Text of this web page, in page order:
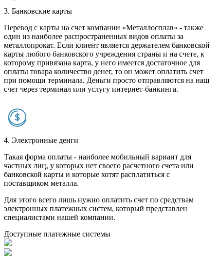
3. Банковские карты
Перевод с карты на счет компании «Металлосплав» - также
один из наиболее распространенных видов оплаты за
металлопрокат. Если клиент является держателем банковской
карты любого банковского учреждения страны и на счете, к
которому привязана карта, у него имеется достаточное для
оплаты товара количество денег, то он может оплатить счет
при помощи терминала. Деньги просто отправляются на наш
счет через терминал или услугу интернет-банкинга.
4. Электронные денги
Такая форма оплаты - наиболее мобильный вариант для
частных лиц, у которых нет своего расчетного счета или
банковской карты и которые хотят расплатиться с
поставщиком металла.
Для этого всего лишь нужно оплатить счет по средствам
электронных платежных систем, который представлен
специалистами нашей компании.
Доступные платежные системы